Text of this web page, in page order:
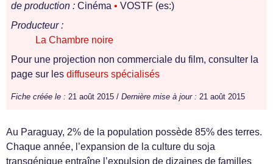
de production : Cinéma • VOSTF (es:)
Producteur :
La Chambre noire
Pour une projection non commerciale du film, consulter la
page sur les diffuseurs spécialisés
Fiche créée le : 21 août 2015 / Dernière mise à jour : 21 août 2015
Au Paraguay, 2% de la population possède 85% des terres.
Chaque année, l’expansion de la culture du soja
transgénique entraîne l’expulsion de dizaines de familles